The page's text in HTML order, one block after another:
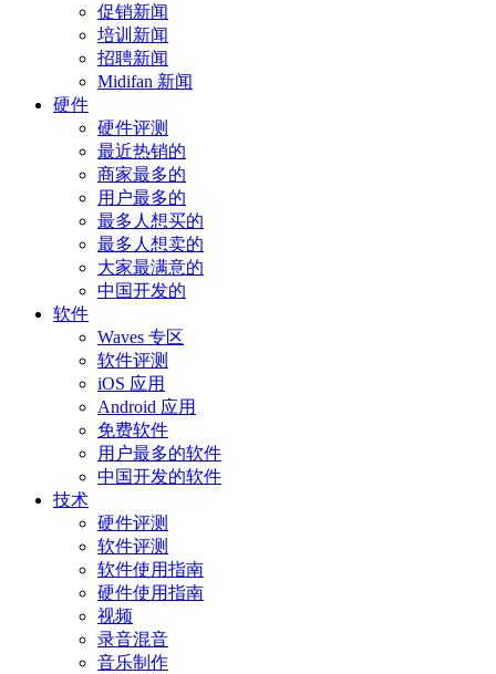
促销新闻
培训新闻
招聘新闻
Midifan 新闻
硬件
硬件评测
最近热销的
商家最多的
用户最多的
最多人想买的
最多人想卖的
大家最满意的
中国开发的
软件
Waves 专区
软件评测
iOS 应用
Android 应用
免费软件
用户最多的软件
中国开发的软件
技术
硬件评测
软件评测
软件使用指南
硬件使用指南
视频
录音混音
音乐制作